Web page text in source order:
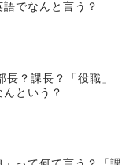
でなんと言う？
？課長？「役職」
という？